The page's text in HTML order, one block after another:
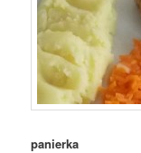
panierka